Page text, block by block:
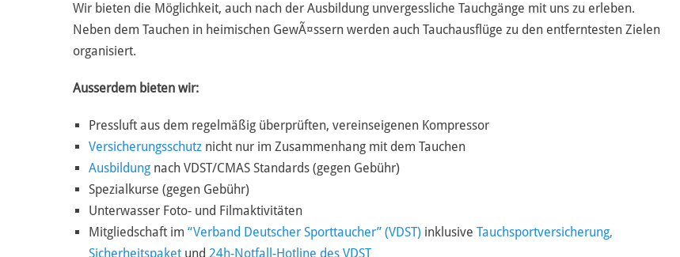
Wir bieten die Möglichkeit, auch nach der Ausbildung unvergessliche Tauchgänge mit uns zu erleben.
Neben dem Tauchen in heimischen GewÃ¤ssern werden auch Tauchausflüge zu den entferntesten Zielen
organisiert.
Ausserdem bieten wir:
Pressluft aus dem regelmäßig überprüften, vereinseigenen Kompressor
Versicherungsschutz nicht nur im Zusammenhang mit dem Tauchen
Ausbildung nach VDST/CMAS Standards (gegen Gebühr)
Spezialkurse (gegen Gebühr)
Unterwasser Foto- und Filmaktivitäten
Mitgliedschaft im “Verband Deutscher Sporttaucher” (VDST) inklusive Tauchsportversicherung,
Sicherheitspaket und 24h-Notfall-Hotline des VDST